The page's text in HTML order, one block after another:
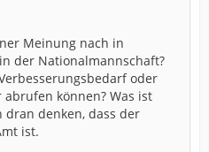
Meinung nach in
der Nationalmannschaft?
oder
können? Was ist
dran denken, dass der
ist.